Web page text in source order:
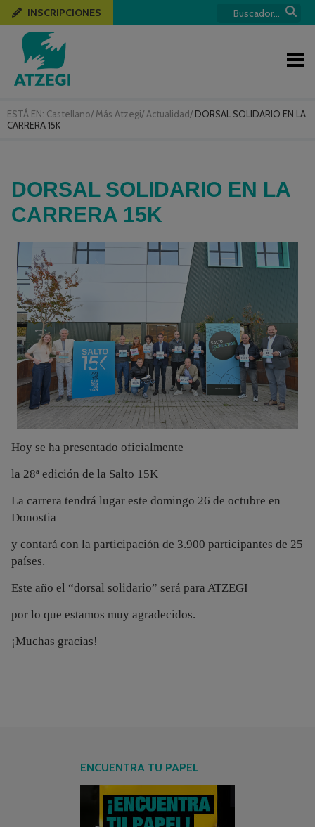
ESTÁ EN: Castellano/ Más Atzegi/ Actualidad/ DORSAL SOLIDARIO EN LA
CARRERA 15K
INSCRIPCIONES
DORSAL SOLIDARIO EN LA
CARRERA 15K
Hoy se ha presentado oficialmente
la 28ª edición de la Salto 15K
La carrera tendrá lugar este domingo 26 de octubre en
Donostia
y contará con la participación de 3.900 participantes de 25
países.
Este año el “dorsal solidario” será para ATZEGI
por lo que estamos muy agradecidos.
¡Muchas gracias!
ENCUENTRA TU PAPEL